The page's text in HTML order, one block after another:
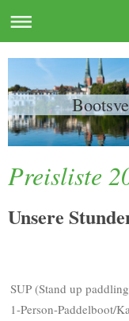
Preisliste
Unsere
SUP (Stand up
1-Person-Paddelboot/